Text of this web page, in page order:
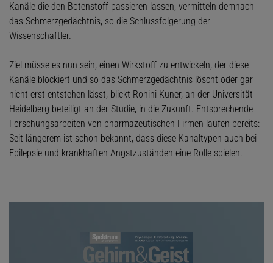
Kanäle die den Botenstoff passieren lassen, vermitteln demnach
das Schmerzgedächtnis, so die Schlussfolgerung der
Wissenschaftler.
Ziel müsse es nun sein, einen Wirkstoff zu entwickeln, der diese
Kanäle blockiert und so das Schmerzgedächtnis löscht oder gar
nicht erst entstehen lässt, blickt Rohini Kuner, an der Universität
Heidelberg beteiligt an der Studie, in die Zukunft. Entsprechende
Forschungsarbeiten von pharmazeutischen Firmen laufen bereits:
Seit längerem ist schon bekannt, dass diese Kanaltypen auch bei
Epilepsie und krankhaften Angstzuständen eine Rolle spielen.